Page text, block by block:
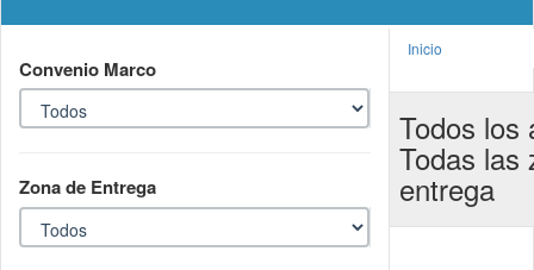
Convenio Marco
Zona de Entrega
Inicio
Todos los
Todas las
entrega